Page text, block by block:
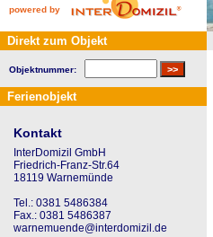
powered by
Direkt zum Objekt
Objektnummer:
Ferienobjekt
Kontakt
InterDomizil GmbH
Friedrich-Franz-Str.64
18119 Warnemünde
Tel.: 0381 5486384
Fax.: 0381 5486387
warnemuende@interdomizil.de